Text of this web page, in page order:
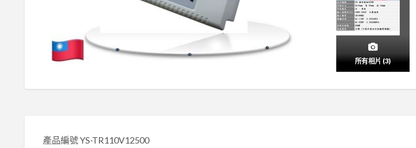
所有相片 (3)
產品編號 YS-TR110V12500